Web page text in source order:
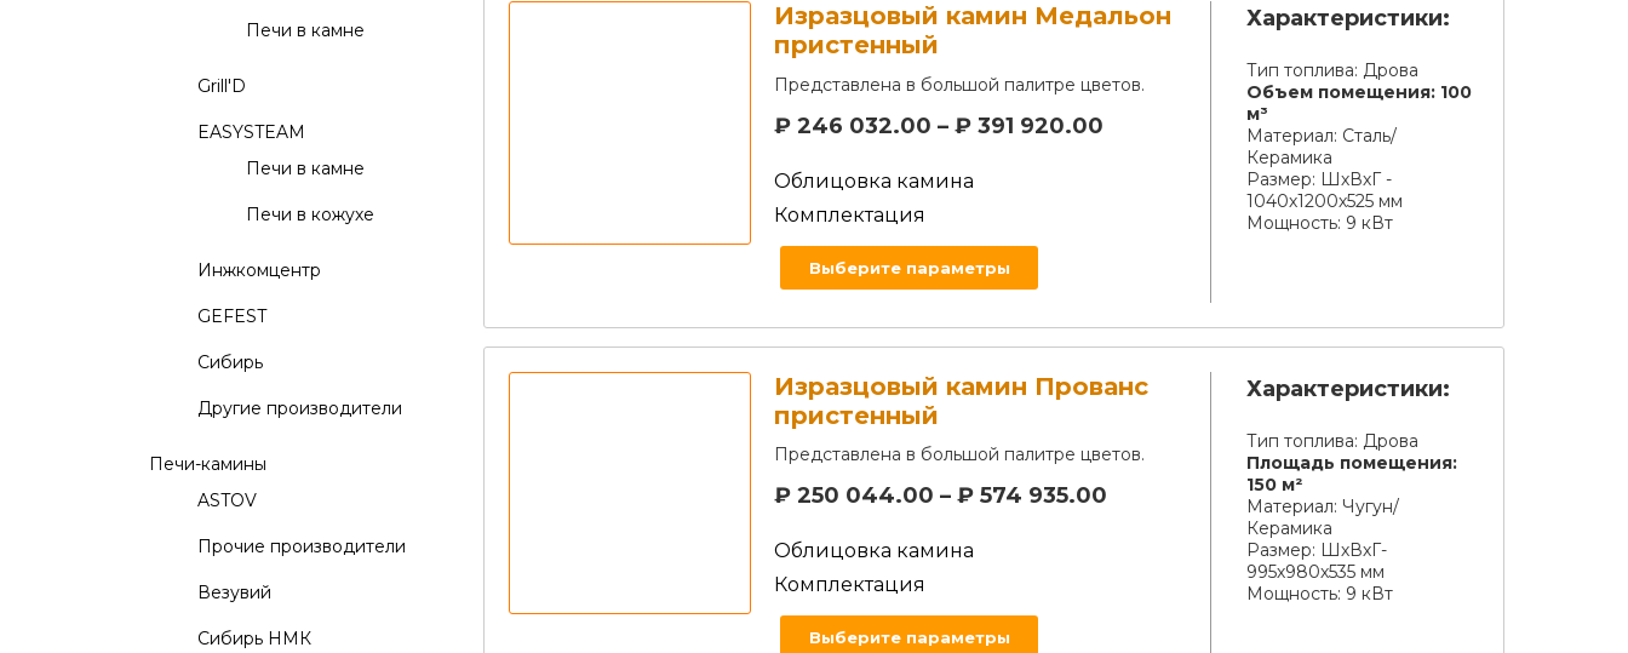
Печи в камне
Grill'D
EASYSTEAM
Печи в камне
Печи в кожухе
Инжкомцентр
GEFEST
Сибирь
Другие производители
Печи-камины
ASTOV
Прочие производители
Везувий
Сибирь НМК
Изразцовый камин Медальон
пристенный
Представлена в большой палитре цветов.
₽ 246 032.00 –₽ 391 920.00
Облицовка камина
Комплектация
Выберите параметры
Характеристики:
Тип топлива: Дрова
Объем помещения: 100
м³
Материал: Сталь/
Керамика
Размер: ШхВхГ -
1040х1200х525 мм
Мощность: 9 кВт
Изразцовый камин Прованс
пристенный
Представлена в большой палитре цветов.
₽ 250 044.00 –₽ 574 935.00
Облицовка камина
Комплектация
Выберите параметры
Характеристики:
Тип топлива: Дрова
Площадь помещения:
150 м²
Материал: Чугун/
Керамика
Размер: ШхВхГ-
995х980х535 мм
Мощность: 9 кВт